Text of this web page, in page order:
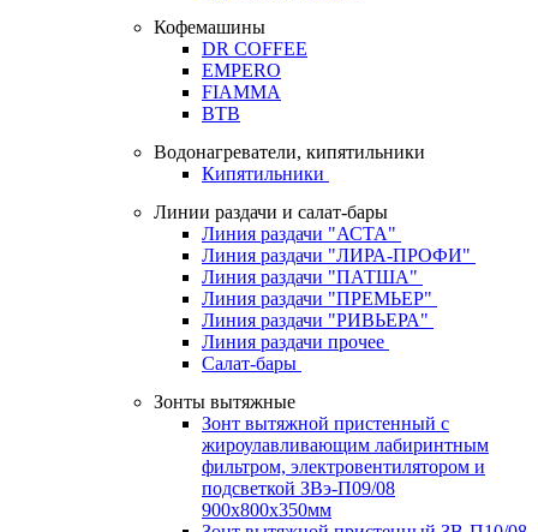
Кофемашины
DR COFFEE
EMPERO
FIAMMA
BTB
Водонагреватели, кипятильники
Кипятильники
Линии раздачи и салат-бары
Линия раздачи "АСТА"
Линия раздачи "ЛИРА-ПРОФИ"
Линия раздачи "ПАТША"
Линия раздачи "ПРЕМЬЕР"
Линия раздачи "РИВЬЕРА"
Линия раздачи прочее
Салат-бары
Зонты вытяжные
Зонт вытяжной пристенный с
жироулавливающим лабиринтным
фильтром, электровентилятором и
подсветкой ЗВэ-П09/08
900х800х350мм